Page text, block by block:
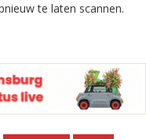
te laten scannen.